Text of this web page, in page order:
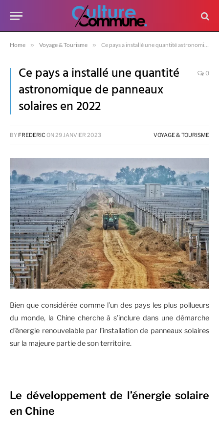
Home » Voyage & Tourisme » Ce pays a installé une quantité astronomique de panneaux solaires en 2022
Ce pays a installé une quantité
astronomique de panneaux
solaires en 2022
0
BY FREDERIC ON 29 JANVIER 2023 VOYAGE & TOURISME
Bien que considérée comme l’un des pays les plus pollueurs
du monde, la Chine cherche à s’inclure dans une démarche
d’énergie renouvelable par l’installation de panneaux solaires
sur la majeure partie de son territoire.
Le développement de l’énergie solaire
en Chine